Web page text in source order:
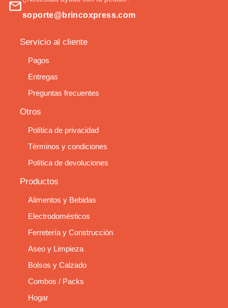
soporte@brincoxpress.com
Servicio al cliente
Pagos
Entregas
Preguntas frecuentes
Otros
Política de privacidad
Términos y condiciones
Política de devoluciones
Productos
Alimentos y Bebidas
Electrodomésticos
Ferretería y Construcción
Aseo y Limpieza
Bolsos y Calzado
Combos / Packs
Hogar